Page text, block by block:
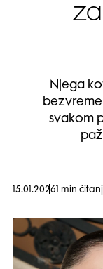
za
Njega
svakom
15.01.2026 1 min